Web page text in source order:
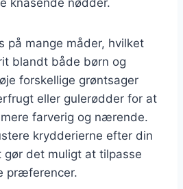
på mange måder, hvilket
blandt både børn og
forskellige grøntsager
eller gulerødder for at
farverig og nærende.
krydderierne efter din
gør det muligt at tilpasse
præferencer.